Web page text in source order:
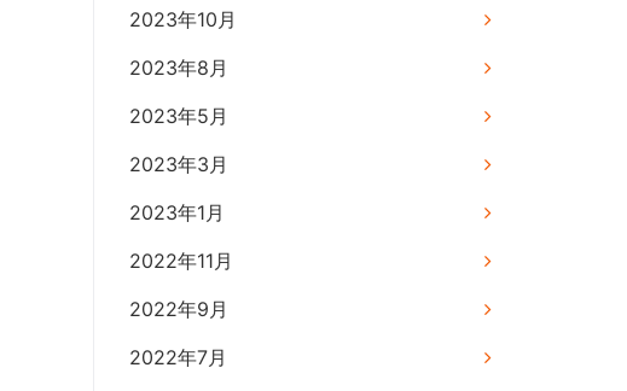
2023年10月
2023年8月
2023年5月
2023年3月
2023年1月
2022年11月
2022年9月
2022年7月